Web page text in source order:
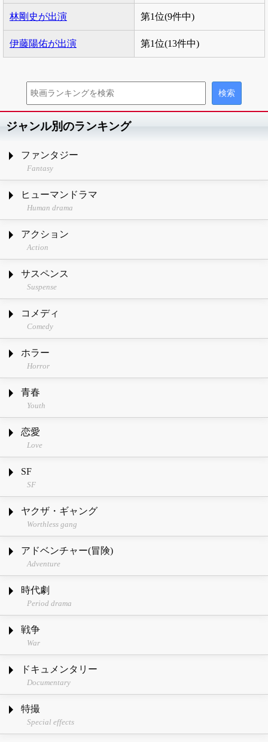
林剛史が出演 第1位(9件中)
伊藤陽佑が出演 第1位(13件中)
ジャンル別のランキング
ファンタジー
Fantasy
ヒューマンドラマ
Human drama
アクション
Action
サスペンス
Suspense
コメディ
Comedy
ホラー
Horror
青春
Youth
恋愛
Love
SF
SF
ヤクザ・ギャング
Worthless gang
アドベンチャー(冒険)
Adventure
時代劇
Period drama
戦争
War
ドキュメンタリー
Documentary
特撮
Special effects